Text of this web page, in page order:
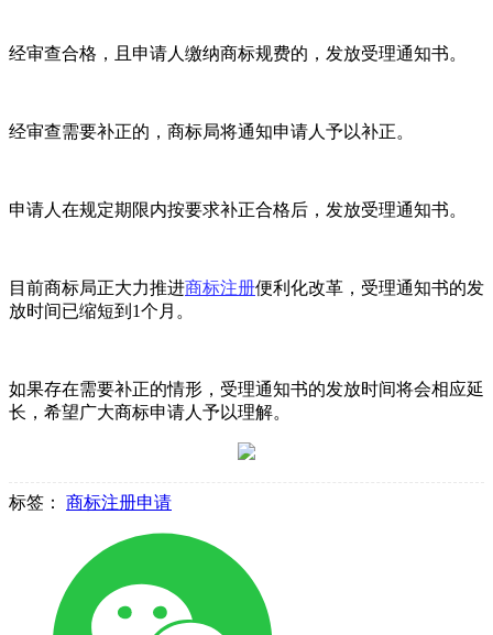
经审查合格，且申请人缴纳商标规费的，发放受理通知书。
经审查需要补正的，商标局将通知申请人予以补正。
申请人在规定期限内按要求补正合格后，发放受理通知书。
目前商标局正大力推进商标注册便利化改革，受理通知书的发
放时间已缩短到1个月。
如果存在需要补正的情形，受理通知书的发放时间将会相应延
长，希望广大商标申请人予以理解。
标签： 商标注册申请